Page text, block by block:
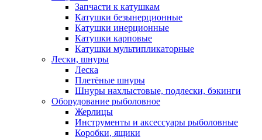
Запчасти к катушкам
Катушки безынерционные
Катушки инерционные
Катушки карповые
Катушки мультипликаторные
Лески, шнуры
Леска
Плетёные шнуры
Шнуры нахлыстовые, подлески, бэкинги
Оборудование рыболовное
Жерлицы
Инструменты и аксессуары рыболовные
Коробки, ящики